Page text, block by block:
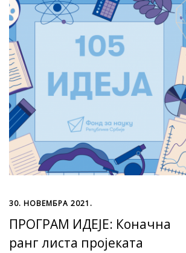
30. НОВЕМБРА 2021.
ПРОГРАМ ИДЕЈЕ: Коначна
ранг листа пројеката